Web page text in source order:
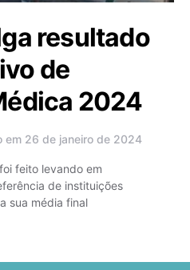
resultado
de
2024
em 26 de janeiro de 2024
feito levando em
de instituições
sua média final